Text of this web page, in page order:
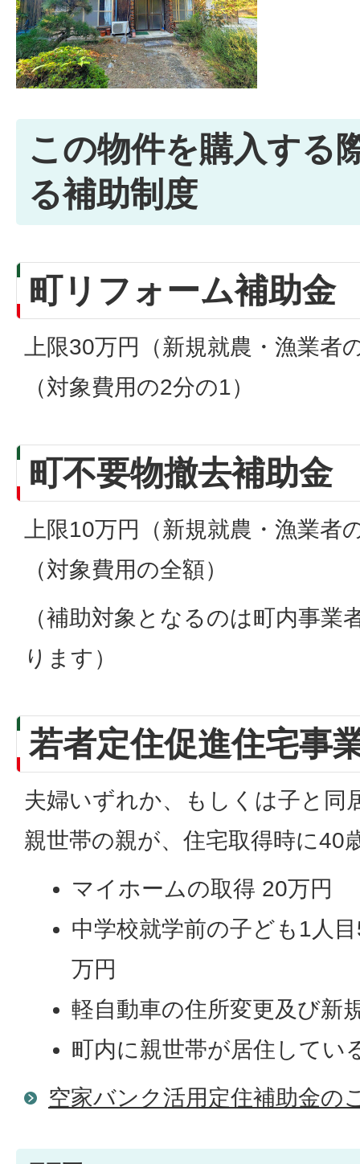
この物件を購入する
る補助制度
町リフォーム補助金
上限30万円（新規就農・漁業者
（対象費用の2分の1）
町不要物撤去補助金
上限10万円（新規就農・漁業者
（対象費用の全額）
（補助対象となるのは町内事業
ります）
若者定住促進住宅事
夫婦いずれか、もしくは子と同
親世帯の親が、住宅取得時に40
マイホームの取得 20万円
中学校就学前の子ども1人
万円
軽自動車の住所変更及び新
町内に親世帯が居住してい
空家バンク活用定住補助金の